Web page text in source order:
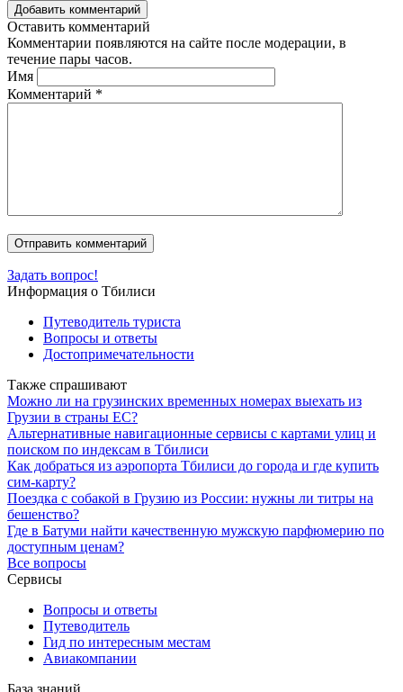
Добавить комментарий
Оставить комментарий
Комментарии появляются на сайте после модерации, в
течение пары часов.
Имя
Комментарий *
Задать вопрос!
Информация о Тбилиси
Путеводитель туриста
Вопросы и ответы
Достопримечательности
Также спрашивают
Можно ли на грузинских временных номерах выехать из
Грузии в страны ЕС?
Альтернативные навигационные сервисы с картами улиц и
поиском по индексам в Тбилиси
Как добраться из аэропорта Тбилиси до города и где купить
сим-карту?
Поездка с собакой в Грузию из России: нужны ли титры на
бешенство?
Где в Батуми найти качественную мужскую парфюмерию по
доступным ценам?
Все вопросы
Сервисы
Вопросы и ответы
Путеводитель
Гид по интересным местам
Авиакомпании
База знаний